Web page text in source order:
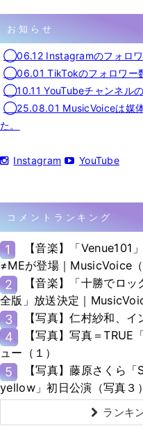
お知らせ
◯06.12 Instagramのフォロワ
◯06.01 TikTokのフォロワー
◯10.11 YouTubeチャンネル
◯25.08.01 MusicVoiceは媒体
た。
Instagram YouTube
コメントランキング
1
【音楽】「Venue101
≠MEが登場｜MusicVoice
2
【音楽】「十勝でロ
全版」放送決定｜
3 【写真】仁村紗和、イ
4
【写真】写真＝
ュー（１）
5
【写真】藤原さくら
yellow」初日公演（写真３）
ランキ